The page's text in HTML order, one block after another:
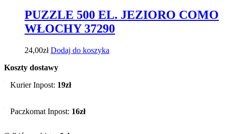
PUZZLE 500 EL. JEZIORO COMO
WŁOCHY 37290
24,00zł Dodaj do koszyka
Koszty dostawy
Kurier Inpost: 19zł
Paczkomat Inpost: 16zł